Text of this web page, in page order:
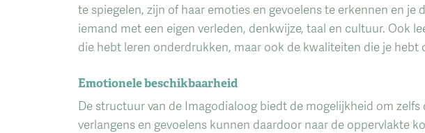
te spiegelen, zijn of haar emoties en gevoelens te erkennen en
iemand met een eigen verleden, denkwijze, taal en cultuur. Ook
die hebt leren onderdrukken, maar ook de kwaliteiten die je hebt
Emotionele beschikbaarheid
De structuur van de Imagodialoog biedt de mogelijkheid om
verlangens en gevoelens kunnen daardoor naar de oppervlakte